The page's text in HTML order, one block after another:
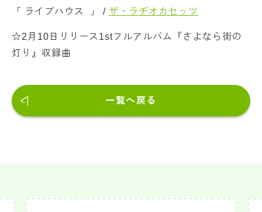
「 ライブハウス 」 / ザ・ラヂオカセッツ
☆2月10日リリース1stフルアルバム『さよなら街の
灯り』収録曲
一覧へ戻る